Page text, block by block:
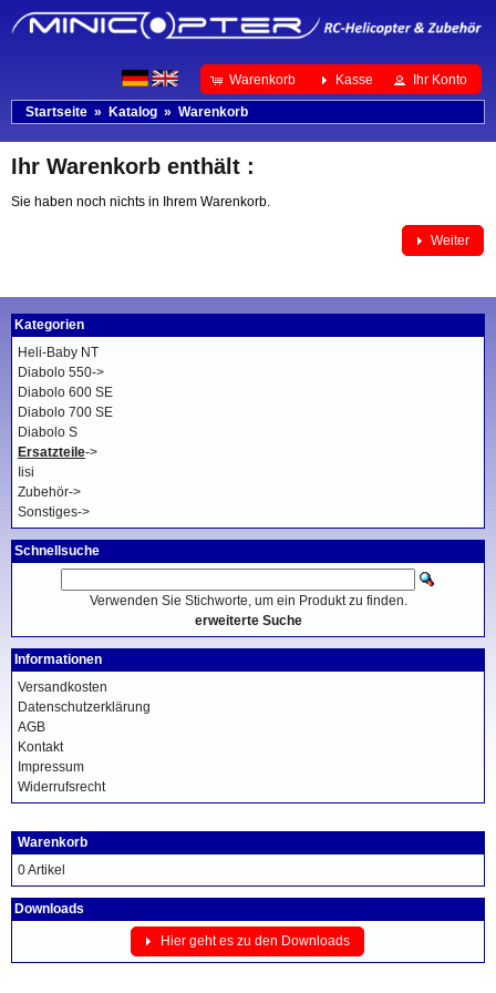
Warenkorb Kasse Ihr Konto
Startseite » Katalog » Warenkorb
Ihr Warenkorb enthält :
Sie haben noch nichts in Ihrem Warenkorb.
Weiter
Kategorien
Heli-Baby NT
Diabolo 550->
Diabolo 600 SE
Diabolo 700 SE
Diabolo S
Ersatzteile->
Iisi
Zubehör->
Sonstiges->
Schnellsuche
Verwenden Sie Stichworte, um ein Produkt zu finden.
erweiterte Suche
Informationen
Versandkosten
Datenschutzerklärung
AGB
Kontakt
Impressum
Widerrufsrecht
Warenkorb
0 Artikel
Downloads
Hier geht es zu den Downloads